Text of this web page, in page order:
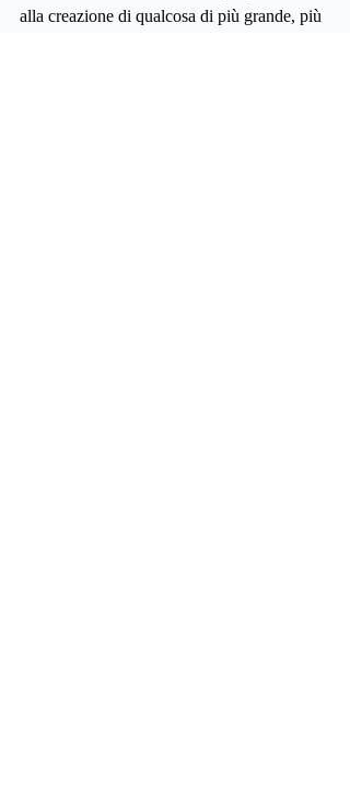
alla creazione di qualcosa di più grande, più